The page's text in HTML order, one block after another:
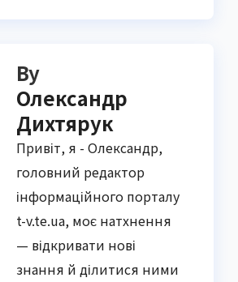
By
Олександр
Дихтярук
Привіт, я - Олександр,
головний редактор
інформаційного порталу
t-v.te.ua, моє натхнення
— відкривати нові
знання й ділитися ними